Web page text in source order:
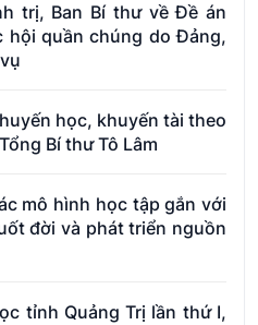
trị, Ban Bí thư về Đề án
hội quần chúng do Đảng,
học, khuyến tài theo
Bí thư Tô Lâm
mô hình học tập gắn với
đời và phát triển nguồn
tỉnh Quảng Trị lần thứ I,